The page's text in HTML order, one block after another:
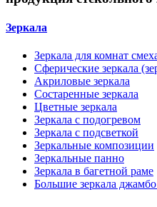
Зеркала
Зеркала для комнат
Сферические зеркала
Акриловые зеркала
Состаренные зеркала
Цветные зеркала
Зеркала с подогревом
Зеркала с подсветкой
Зеркальные композиции
Зеркальные панно
Зеркала в багетной раме
Большие зеркала